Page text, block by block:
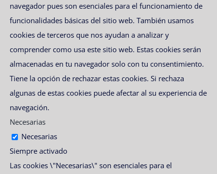
navegador pues son esenciales para el funcionamiento de
funcionalidades básicas del sitio web. También usamos
cookies de terceros que nos ayudan a analizar y
comprender como usa este sitio web. Estas cookies serán
almacenadas en tu navegador solo con tu consentimiento.
Tiene la opción de rechazar estas cookies. Si rechaza
algunas de estas cookies puede afectar al su experiencia de
navegación.
Necesarias
Necesarias
Siempre activado
Las cookies \"Necesarias\" son esenciales para el